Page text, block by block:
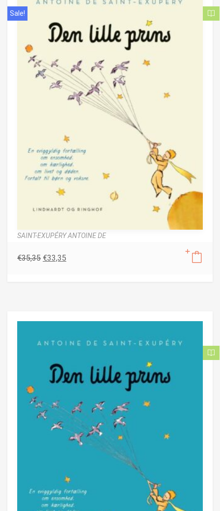
Sale!
SAINT-EXUPÉRY ANTOINE DE
€35,35 €33,35